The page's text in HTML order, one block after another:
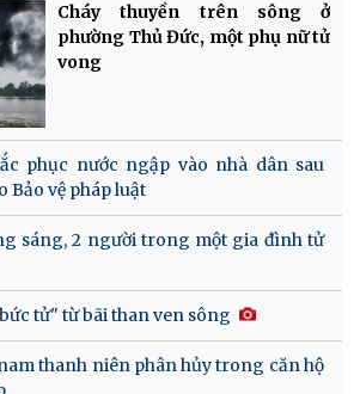
Cháy thuyền trên sông ở
phường Thủ Đức, một phụ nữ tử
vong
phục nước ngập vào nhà dân sau
Bảo vệ pháp luật
sáng, 2 người trong một gia đình tử
tử" từ bãi than ven sông
thanh niên phân hủy trong căn hộ